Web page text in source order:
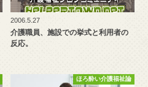
2006.5.27
介護職員、施設での挙式と利用者の
反応。
ほろ酔い介護福祉論